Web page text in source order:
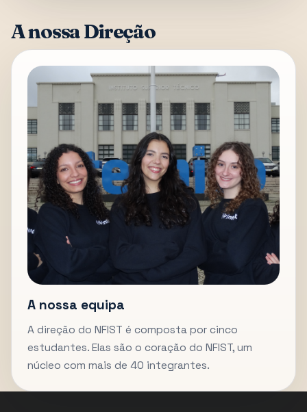
A nossa Direção
A nossa equipa
A direção do NFIST é composta por cinco
estudantes. Elas são o coração do NFIST, um
núcleo com mais de 40 integrantes.